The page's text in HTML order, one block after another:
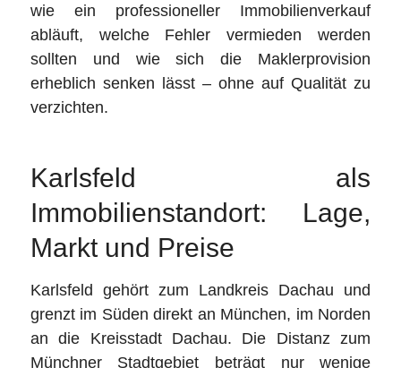
wie ein professioneller Immobilienverkauf
abläuft, welche Fehler vermieden werden
sollten und wie sich die Maklerprovision
erheblich senken lässt – ohne auf Qualität zu
verzichten.
Karlsfeld als
Immobilienstandort: Lage,
Markt und Preise
Karlsfeld gehört zum Landkreis Dachau und
grenzt im Süden direkt an München, im Norden
an die Kreisstadt Dachau. Die Distanz zum
Münchner Stadtgebiet beträgt nur wenige